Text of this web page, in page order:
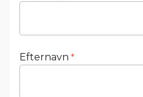
Efternavn *